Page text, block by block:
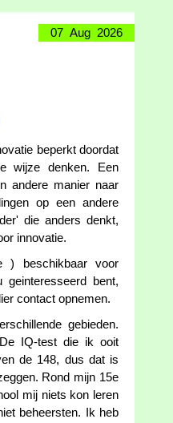
07 Aug 2026
beperkt doordat
wijze denken. Een
andere manier naar
op een andere
die anders denkt,
innovatie.
) beschikbaar voor
geinteresseerd bent,
contact opnemen.
gebieden.
IQ-test die ik ooit
de 148, dus dat is
Rond mijn 15e
mij niets kon leren
beheersten. Ik heb